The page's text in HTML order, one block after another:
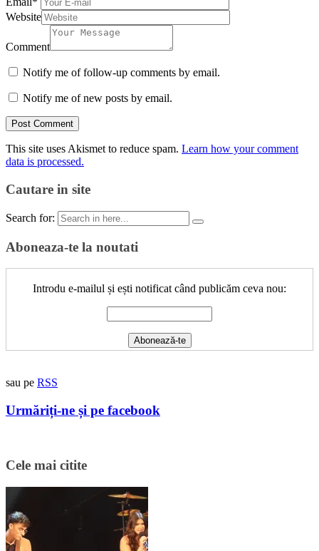
Website
Comment
Notify me of follow-up comments by email.
Notify me of new posts by email.
This site uses Akismet to reduce spam. Learn how your comment
data is processed.
Cautare in site
Search for:
Aboneaza-te la noutati
Introdu e-mailul și ești notificat când publicăm ceva nou:
sau pe RSS
Urmăriți-ne și pe facebook
Cele mai citite